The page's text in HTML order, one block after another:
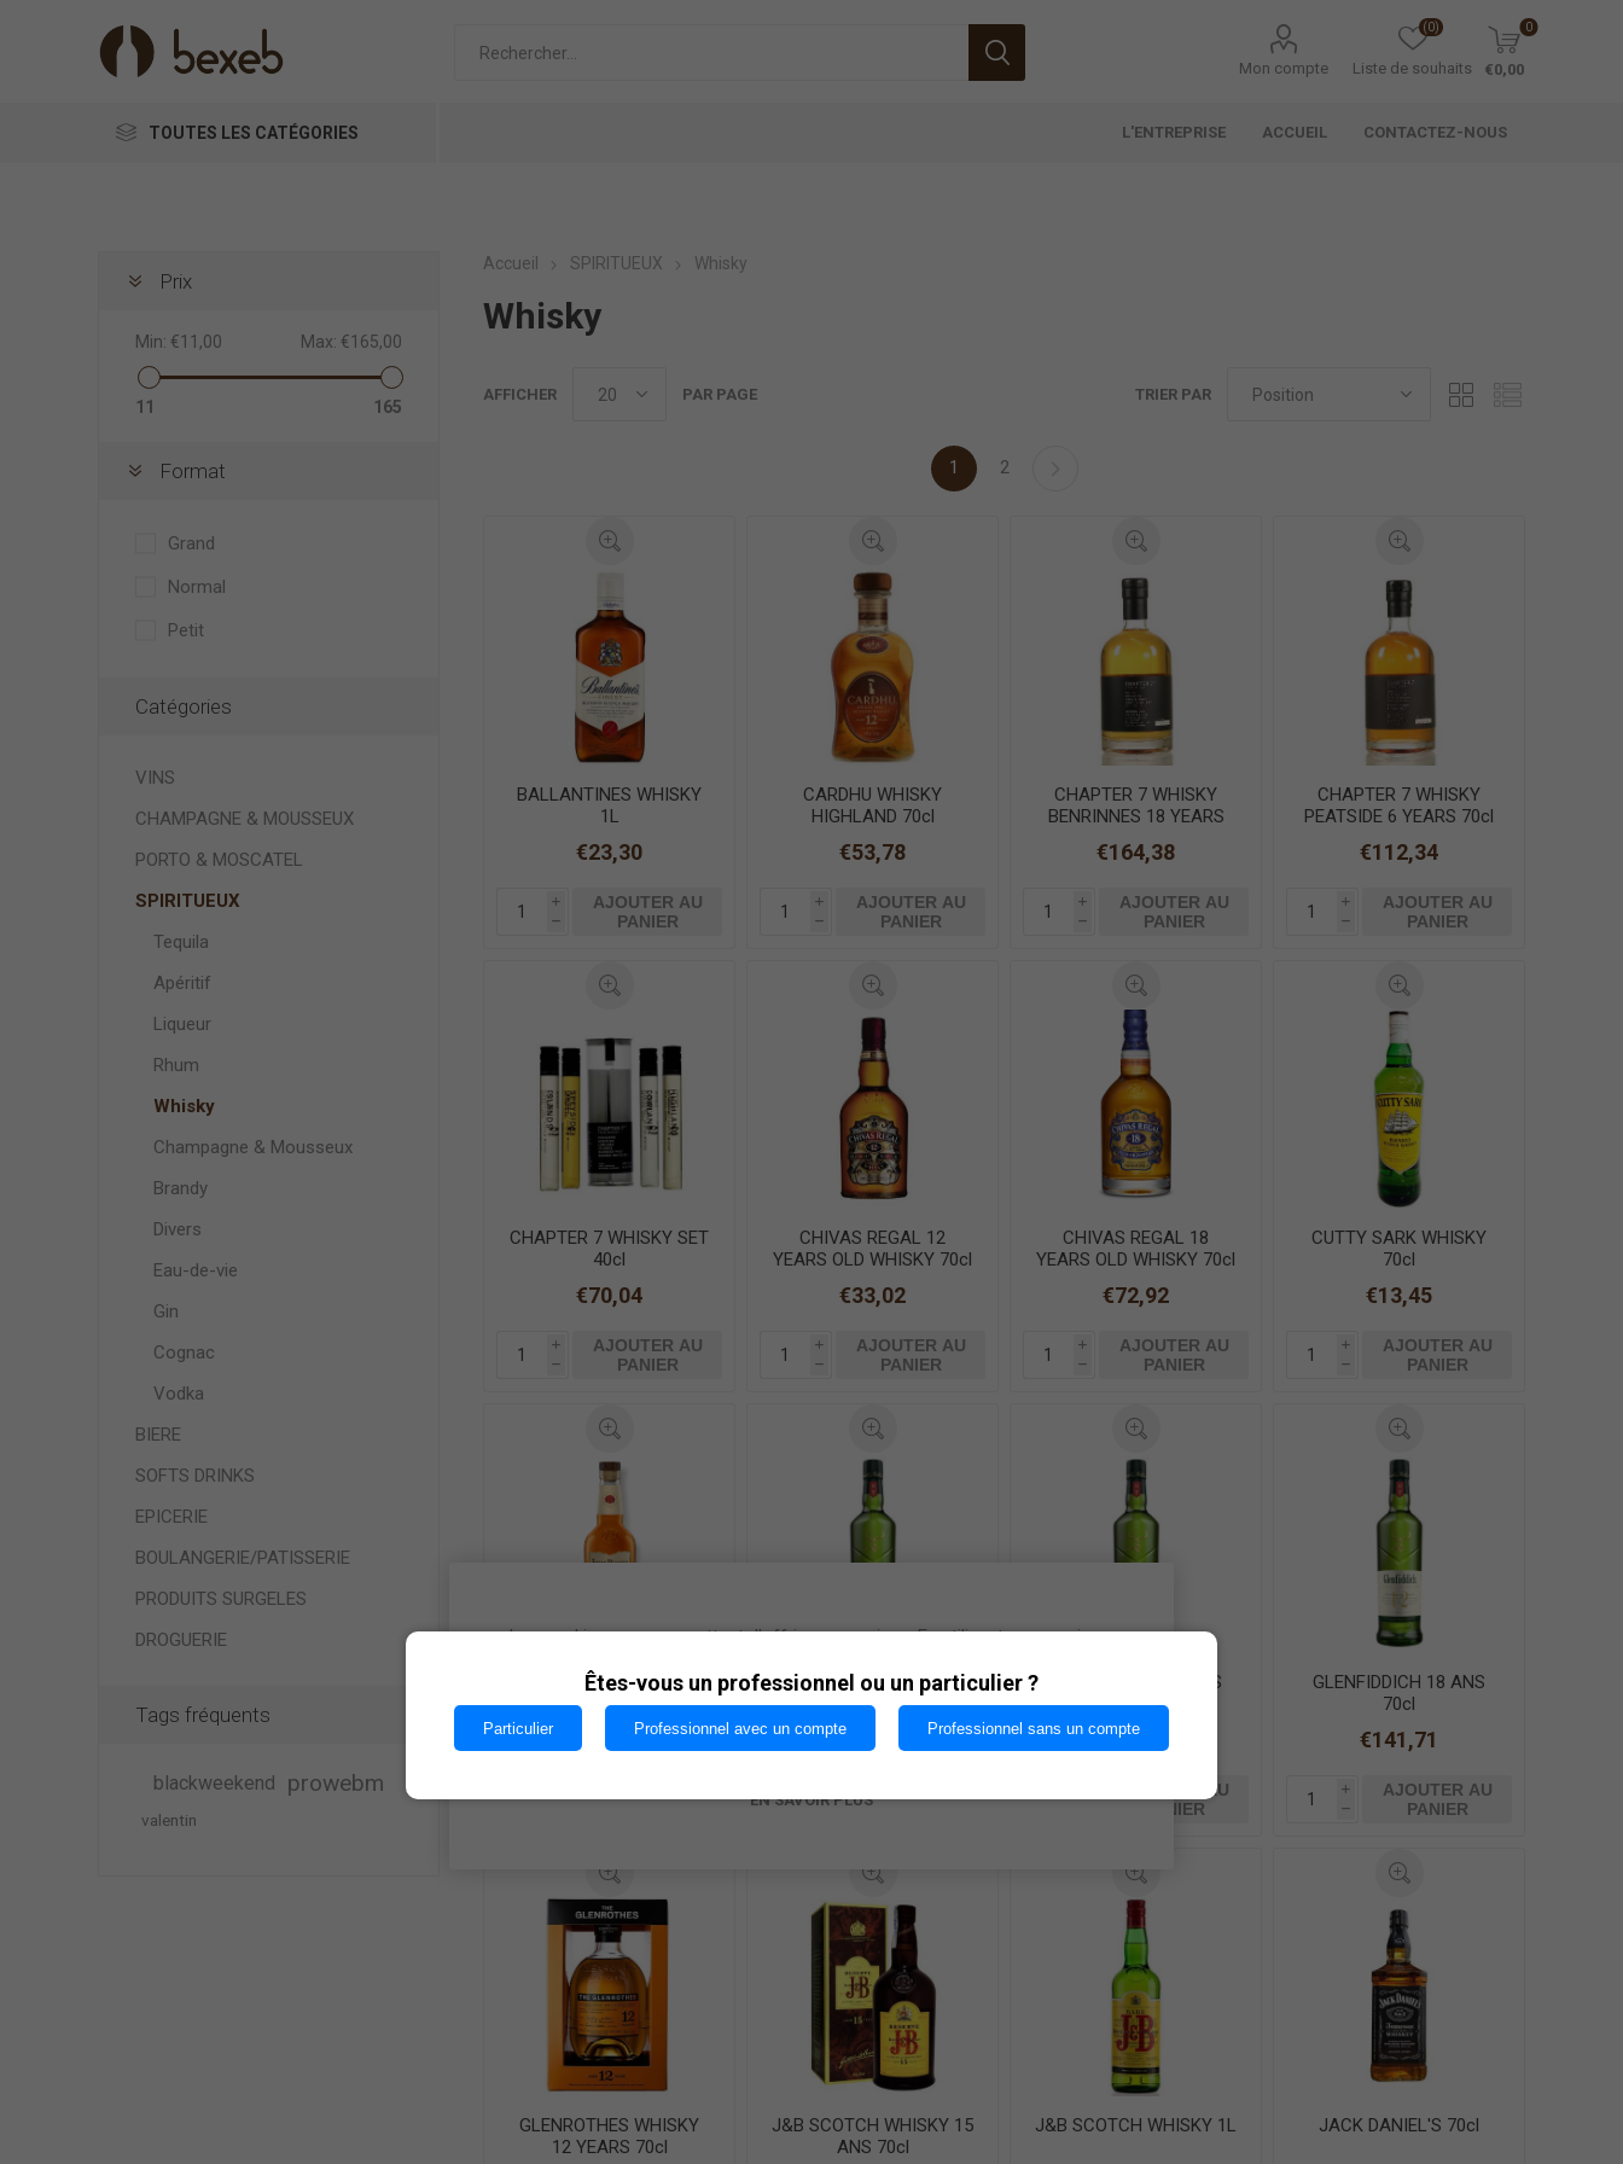
Mon compte Liste de souhaits
(0) 0
€0,00
TOUTES LES CATÉGORIES L'ENTREPRISE ACCUEIL CONTACTEZ-NOUS
Accueil SPIRITUEUX Whisky
Whisky
TRIER PAR
AFFICHER PAR PAGE
1 2
BALLANTINES WHISKY
1L
€23,30
i
h
AJOUTER AU
PANIER
CARDHU WHISKY
HIGHLAND 70cl
€53,78
i
h
AJOUTER AU
PANIER
CHAPTER 7 WHISKY
BENRINNES 18 YEARS
€164,38
i
h
AJOUTER AU
PANIER
CHAPTER 7 WHISKY
PEATSIDE 6 YEARS 70cl
€112,34
i
h
AJOUTER AU
PANIER
CHAPTER 7 WHISKY SET
40cl
€70,04
i
h
AJOUTER AU
PANIER
CHIVAS REGAL 12
YEARS OLD WHISKY 70cl
€33,02
i
h
AJOUTER AU
PANIER
CHIVAS REGAL 18
YEARS OLD WHISKY 70cl
€72,92
i
h
AJOUTER AU
PANIER
CUTTY SARK WHISKY
70cl
€13,45
i
h
AJOUTER AU
PANIER
FOUR ROSES BOURBON
70cl
€20,56
GLENFIDDICH 12ANS
70cl
€43,45
h
GLENFIDDICH 15 ANS
70cl
€89,92
AJOUTER AU
PANIER
GLENFIDDICH 18 ANS
70cl
€141,71
i
h
AJOUTER AU
PANIER
GLENROTHES WHISKY
12 YEARS 70cl
J&B SCOTCH WHISKY 15
ANS 70cl
J&B SCOTCH WHISKY 1L JACK DANIEL'S 70cl
Prix
Min: €11,00 Max: €165,00
11 165
Format
Grand
Normal
Petit
Catégories
VINS
CHAMPAGNE & MOUSSEUX
PORTO & MOSCATEL
SPIRITUEUX
Tequila
Apéritif
Liqueur
Rhum
Whisky
Champagne & Mousseux
Brandy
Divers
Eau-de-vie
Gin
Cognac
Vodka
BIERE
SOFTS DRINKS
EPICERIE
BOULANGERIE/PATISSERIE
PRODUITS SURGELES
DROGUERIE
Tags fréquents
blackweekend prowebm
valentin
Les cookies nous permettent d'offrir nos services. En utilisant nos services,
OK
EN SAVOIR PLUS
Êtes-vous un professionnel ou un particulier ?
Particulier Professionnel avec un compte Professionnel sans un compte